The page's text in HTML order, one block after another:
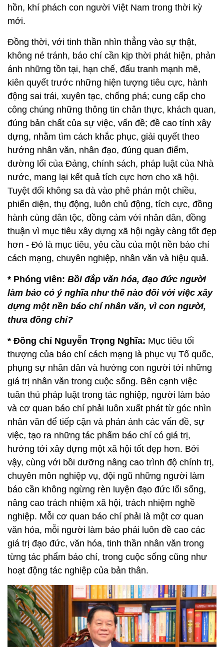
hồn, khí phách con người Việt Nam trong thời kỳ
mới.
Đồng thời, với tinh thần nhìn thẳng vào sự thật,
không né tránh, báo chí cần kịp thời phát hiện, phản
ánh những tồn tại, hạn chế, đấu tranh mạnh mẽ,
kiên quyết trước những hiện tượng tiêu cực, hành
động sai trái, xuyên tạc, chống phá; cung cấp cho
công chúng những thông tin chân thực, khách quan,
đúng bản chất của sự việc, vấn đề; đề cao tính xây
dựng, nhằm tìm cách khắc phục, giải quyết theo
hướng nhân văn, nhân đạo, đúng quan điểm,
đường lối của Đảng, chính sách, pháp luật của Nhà
nước, mang lại kết quả tích cực hơn cho xã hội.
Tuyệt đối không sa đà vào phê phán một chiều,
phiến diện, thụ động, luôn chủ động, tích cực, đồng
hành cùng dân tộc, đồng cảm với nhân dân, đồng
thuận vì mục tiêu xây dựng xã hội ngày càng tốt đẹp
hơn - Đó là mục tiêu, yêu cầu của một nền báo chí
cách mạng, chuyên nghiệp, nhân văn và hiệu quả.
* Phóng viên: Bồi đắp văn hóa, đạo đức người
làm báo có ý nghĩa như thế nào đối với việc xây
dựng một nền báo chí nhân văn, vì con người,
thưa đồng chí?
* Đồng chí Nguyễn Trọng Nghĩa: Mục tiêu tối
thượng của báo chí cách mạng là phục vụ Tổ quốc,
phụng sự nhân dân và hướng con người tới những
giá trị nhân văn trong cuộc sống. Bên cạnh việc
tuân thủ pháp luật trong tác nghiệp, người làm báo
và cơ quan báo chí phải luôn xuất phát từ góc nhìn
nhân văn để tiếp cận và phản ánh các vấn đề, sự
việc, tạo ra những tác phẩm báo chí có giá trị,
hướng tới xây dựng một xã hội tốt đẹp hơn. Bởi
vậy, cùng với bồi dưỡng nâng cao trình độ chính trị,
chuyên môn nghiệp vụ, đội ngũ những người làm
báo cần không ngừng rèn luyện đạo đức lối sống,
nâng cao trách nhiệm xã hội, trách nhiệm nghề
nghiệp. Mỗi cơ quan báo chí phải là một cơ quan
văn hóa, mỗi người làm báo phải luôn đề cao các
giá trị đạo đức, văn hóa, tinh thần nhân văn trong
từng tác phẩm báo chí, trong cuộc sống cũng như
hoạt động tác nghiệp của bản thân.